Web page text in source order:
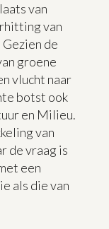
van
van
de
groene
vlucht naar
botst ook
en Milieu.
van
de vraag is
een
als die van